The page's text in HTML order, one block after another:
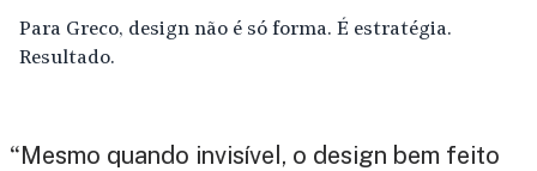
Para Greco, design não é só forma. É estratégia.
Resultado.
“Mesmo quando invisível, o design bem feito